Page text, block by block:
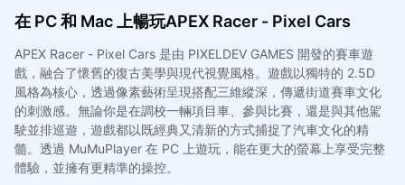
在 PC 和 Mac 上暢玩APEX Racer - Pixel Cars
APEX Racer - Pixel Cars 是由 PIXELDEV GAMES 開發的賽車遊
戲，融合了懷舊的復古美學與現代視覺風格。遊戲以獨特的 2.5D
風格為核心，透過像素藝術呈現搭配三維縱深，傳遞街道賽車文化
的刺激感。無論你是在調校一輛項目車、參與比賽，還是與其他駕
駛並排巡遊，遊戲都以既經典又清新的方式捕捉了汽車文化的精
髓。透過 MuMuPlayer 在 PC 上遊玩，能在更大的螢幕上享受完整
體驗，並擁有更精準的操控。